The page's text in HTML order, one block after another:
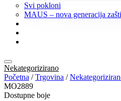
Svi pokloni
MAUS – nova generacija
Nekategorizirano
Početna /Trgovina /
MO2889
Dostupne boje